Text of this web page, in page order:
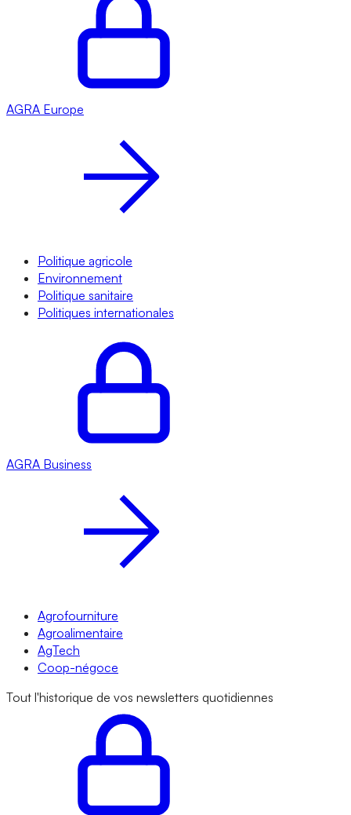
AGRA Europe
Politique agricole
Environnement
Politique sanitaire
Politiques internationales
AGRA Business
Agrofourniture
Agroalimentaire
AgTech
Coop-négoce
Tout l'historique de vos newsletters quotidiennes